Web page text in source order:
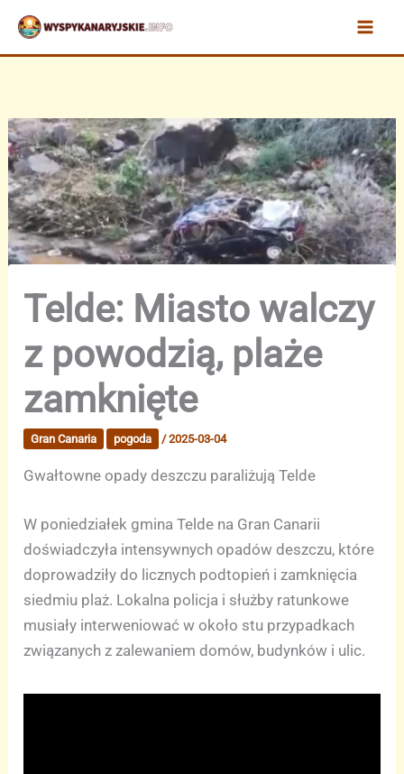
Przejdź
treści
Telde: Miasto walczy
z powodzią, plaże
zamknięte
Gran Canaria pogoda /2025-03-04
Gwałtowne opady deszczu paraliżują Telde
W poniedziałek gmina Telde na Gran Canarii
doświadczyła intensywnych opadów deszczu, które
doprowadziły do licznych podtopień i zamknięcia
siedmiu plaż. Lokalna policja i służby ratunkowe
musiały interweniować w około stu przypadkach
związanych z zalewaniem domów, budynków i ulic.